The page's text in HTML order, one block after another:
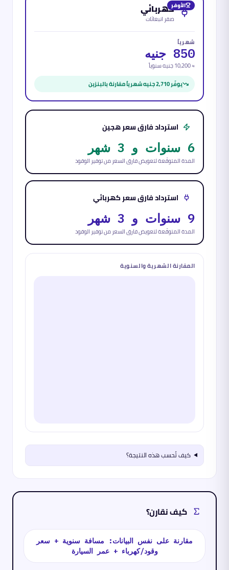
الأوفركهربائي
صفر انبعاثات
شهرياً
850 جنيه
≈10,200 جنيه
سنوياً
يوفّر2,710 جنيه شهرياً مقارنة بالبنزين
استرداد فارق سعر هجين
6 سنوات و 3 شهر
المدة المتوقّعة لتعويض فارق السعر من توفير الوقود
استرداد فارق سعر كهربائي
9 سنوات و 3 شهر
المدة المتوقّعة لتعويض فارق السعر من توفير الوقود
المقارنة الشهرية والسنوية
كيف تُحسب هذه النتيجة؟
كيف نقارن؟
مقارنة على نفس البيانات: مسافة سنوية + سعر
وقود/كهرباء + عمر السيارة